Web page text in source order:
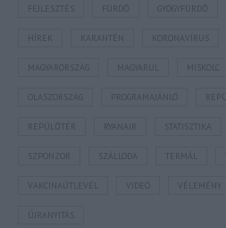
FEJLESZTÉS
KARANTÉN
MAGYARORSZÁG
OLASZORSZÁG
REPÜLŐTÉR STATISZTIKA
SZPONZOR SZÁLLODA TERMÁL
VAKCINAÚTLEVÉL
ÚJRANYITÁS